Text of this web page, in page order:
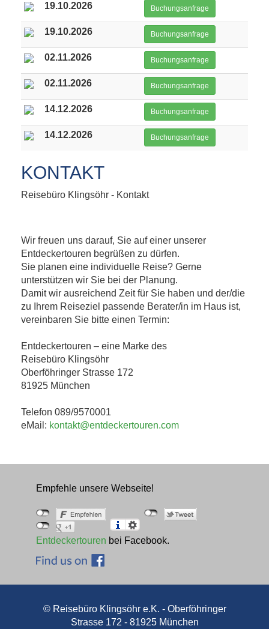
19.10.2026 Buchungsanfrage
19.10.2026 Buchungsanfrage
02.11.2026 Buchungsanfrage
02.11.2026 Buchungsanfrage
14.12.2026 Buchungsanfrage
14.12.2026 Buchungsanfrage
KONTAKT
Reisebüro Klingsöhr - Kontakt
Wir freuen uns darauf, Sie auf einer unserer
Entdeckertouren begrüßen zu dürfen.
Sie planen eine individuelle Reise? Gerne
unterstützen wir Sie bei der Planung.
Damit wir ausreichend Zeit für Sie haben und der/die
zu Ihrem Reiseziel passende Berater/in im Haus ist,
vereinbaren Sie bitte einen Termin:
Entdeckertouren – eine Marke des
Reisebüro Klingsöhr
Oberföhringer Strasse 172
81925 München
Telefon 089/9570001
eMail: kontakt@entdeckertouren.com
Empfehle unsere Webseite!
Entdeckertouren bei Facebook.
© Reisebüro Klingsöhr e.K. - Oberföhringer
Strasse 172 - 81925 München